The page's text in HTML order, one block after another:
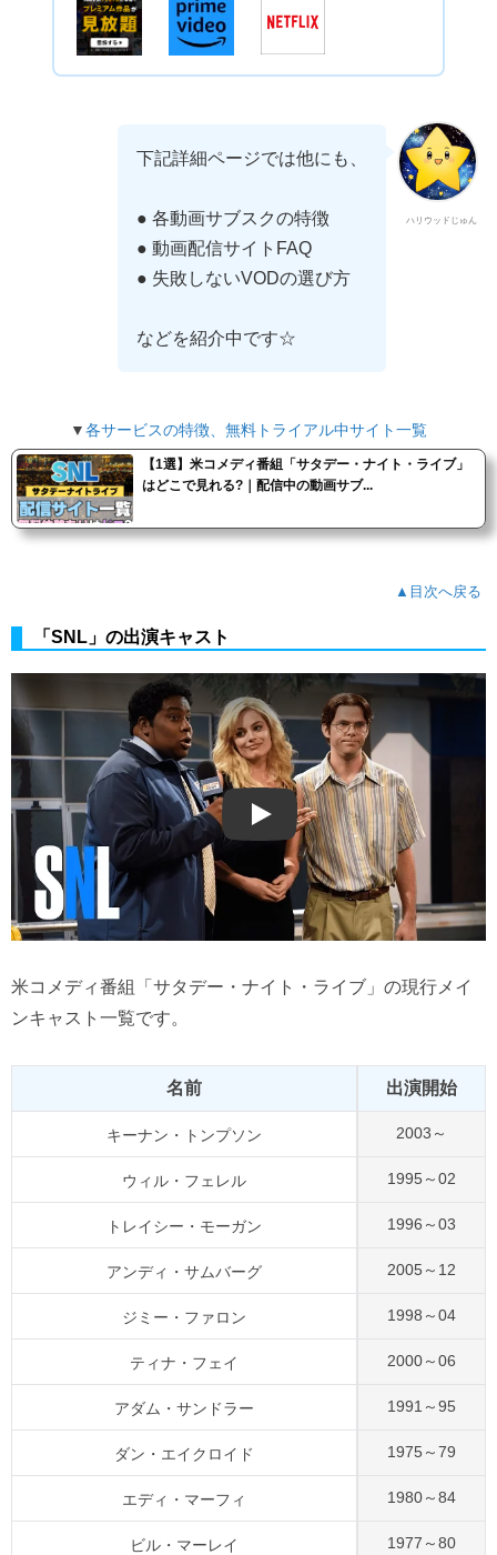
ハリウッドじゅん
下記詳細ページでは他にも、
● 各動画サブスクの特徴
● 動画配信サイトFAQ
● 失敗しないVODの選び方
などを紹介中です☆
▼各サービスの特徴、無料トライアル中サイト一覧
【1選】米コメディ番組「サタデー・ナイト・ライブ」
はどこで見れる?｜配信中の動画サブ...
▲目次へ戻る
「SNL」の出演キャスト
Play
米コメディ番組「サタデー・ナイト・ライブ」の現行メイ
ンキャスト一覧です。
名前 出演開始
キーナン・トンプソン 2003～
ウィル・フェレル 1995～02
トレイシー・モーガン 1996～03
アンディ・サムバーグ 2005～12
ジミー・ファロン 1998～04
ティナ・フェイ 2000～06
アダム・サンドラー 1991～95
ダン・エイクロイド 1975～79
エディ・マーフィ 1980～84
ビル・マーレイ 1977～80